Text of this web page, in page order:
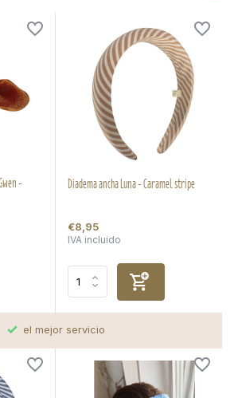
-
Diadema ancha Luna - Caramel stripe
€8,95
IVA incluido
el mejor servicio